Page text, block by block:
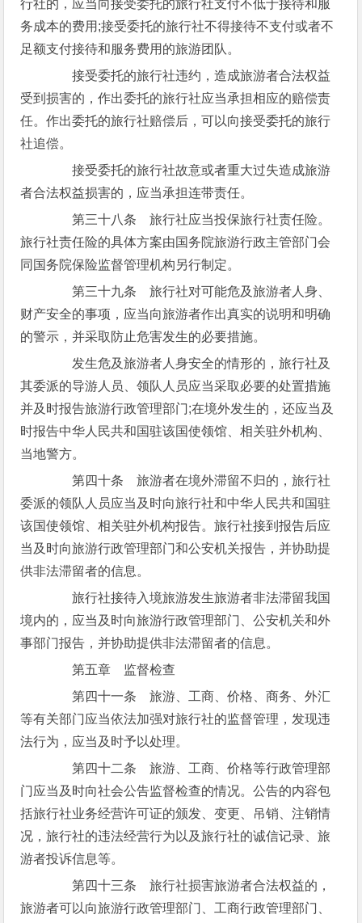
行社的，应当向接受委托的旅行社支付不低于接待和服
务成本的费用;接受委托的旅行社不得接待不支付或者不
足额支付接待和服务费用的旅游团队。
接受委托的旅行社违约，造成旅游者合法权益
受到损害的，作出委托的旅行社应当承担相应的赔偿责
任。作出委托的旅行社赔偿后，可以向接受委托的旅行
社追偿。
接受委托的旅行社故意或者重大过失造成旅游
者合法权益损害的，应当承担连带责任。
第三十八条 旅行社应当投保旅行社责任险。
旅行社责任险的具体方案由国务院旅游行政主管部门会
同国务院保险监督管理机构另行制定。
第三十九条 旅行社对可能危及旅游者人身、
财产安全的事项，应当向旅游者作出真实的说明和明确
的警示，并采取防止危害发生的必要措施。
发生危及旅游者人身安全的情形的，旅行社及
其委派的导游人员、领队人员应当采取必要的处置措施
并及时报告旅游行政管理部门;在境外发生的，还应当及
时报告中华人民共和国驻该国使领馆、相关驻外机构、
当地警方。
第四十条 旅游者在境外滞留不归的，旅行社
委派的领队人员应当及时向旅行社和中华人民共和国驻
该国使领馆、相关驻外机构报告。旅行社接到报告后应
当及时向旅游行政管理部门和公安机关报告，并协助提
供非法滞留者的信息。
旅行社接待入境旅游发生旅游者非法滞留我国
境内的，应当及时向旅游行政管理部门、公安机关和外
事部门报告，并协助提供非法滞留者的信息。
第五章 监督检查
第四十一条 旅游、工商、价格、商务、外汇
等有关部门应当依法加强对旅行社的监督管理，发现违
法行为，应当及时予以处理。
第四十二条 旅游、工商、价格等行政管理部
门应当及时向社会公告监督检查的情况。公告的内容包
括旅行社业务经营许可证的颁发、变更、吊销、注销情
况，旅行社的违法经营行为以及旅行社的诚信记录、旅
游者投诉信息等。
第四十三条 旅行社损害旅游者合法权益的，
旅游者可以向旅游行政管理部门、工商行政管理部门、